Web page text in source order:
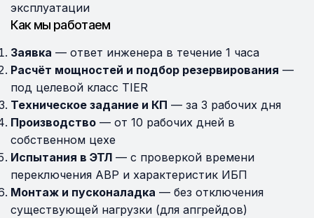
эксплуатации
Как мы работаем
Заявка — ответ инженера в течение 1 часа
Расчёт мощностей и подбор резервирования —
под целевой класс TIER
Техническое задание и КП — за 3 рабочих дня
Производство — от 10 рабочих дней в
собственном цехе
Испытания в ЭТЛ — с проверкой времени
переключения АВР и характеристик ИБП
Монтаж и пусконаладка — без отключения
существующей нагрузки (для апгрейдов)